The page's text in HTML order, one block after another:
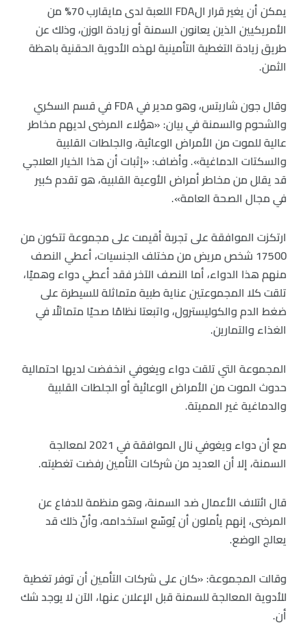
يمكن أن يغير قرار الFDA اللعبة لدى مايقارب 70% من
الأمريكيين الذين يعانون السمنة أو زيادة الوزن، وذلك عن
طريق زيادة التغطية التأمينية لهذه الأدوية الحقنية باهظة
الثمن.
وقال جون شاريتس، وهو مدير في FDA في قسم السكري
والشحوم والسمنة في بيان: «هؤلاء المرضى لديهم مخاطر
عالية للموت من الأمراض الوعائية، والجلطات القلبية
والسكتات الدماغية». وأضاف: «إثبات أن هذا الخيار العلاجي
قد يقلل من مخاطر أمراض الأوعية القلبية، هو تقدم كبير
في مجال الصحة العامة».
ارتكزت الموافقة على تجربة أقيمت على مجموعة تتكون من
17500 شخص مريض من مختلف الجنسيات، أعطي النصف
منهم هذا الدواء، أما النصف الآخر فقد أعطي دواء وهميًا،
تلقت كلا المجموعتين عناية طبية متماثلة للسيطرة على
ضغط الدم والكوليسترول، واتبعتا نظامًا صحيًا متماثلًا في
الغذاء والتمارين.
المجموعة التي تلقت دواء ويغوفي انخفضت لديها احتمالية
حدوث الموت من الأمراض الوعائية أو الجلطات القلبية
والدماغية غير المميتة.
مع أن دواء ويغوفي نال الموافقة في 2021 لمعالجة
السمنة، إلا أن العديد من شركات التأمين رفضت تغطيته.
قال ائتلاف الأعمال ضد السمنة، وهو منظمة للدفاع عن
المرضى، إنهم يأملون أن يُوسّع استخدامه، وأنّ ذلك قد
يعالج الوضع.
وقالت المجموعة: «كان على شركات التأمين أن توفر تغطية
للأدوية المعالجة للسمنة قبل الإعلان عنها، الآن لا يوجد شك
أن.